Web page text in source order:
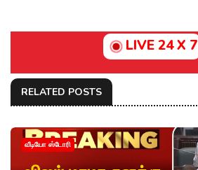
LIVE 24 X 7
RELATED POSTS
வீடியோ ஸ்டோரி